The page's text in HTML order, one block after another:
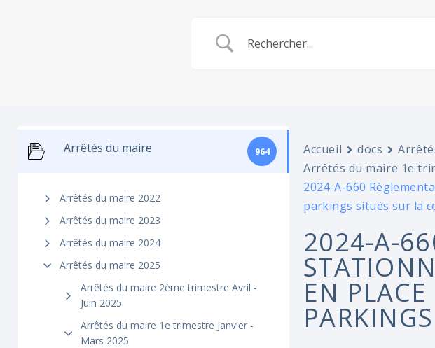
Arrêtés du maire 964
Arrêtés du maire 2022
Arrêtés du maire 2023
Arrêtés du maire 2024
Arrêtés du maire 2025
Arrêtés du maire 2ème trimestre Avril -
Juin 2025
Arrêtés du maire 1e trimestre Janvier -
Mars 2025
Accueil docs
Arrêtés du maire 1e
2024-A-660
parkings situés sur la
2024-A-
EN